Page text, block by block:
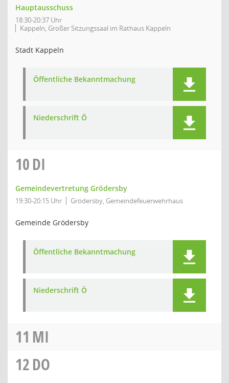
Hauptausschuss
18:30-20:37 Uhr
Kappeln, Großer Sitzungssaal im Rathaus Kappeln
Stadt Kappeln
Öffentliche Bekanntmachung
Niederschrift Ö
10DI
Gemeindevertretung Grödersby
19:30-20:15 Uhr Grödersby, Gemeindefeuerwehrhaus
Gemeinde Grödersby
Öffentliche Bekanntmachung
Niederschrift Ö
11 MI
12DO